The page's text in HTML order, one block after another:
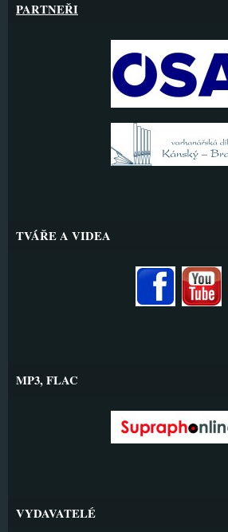
PARTNEŘI
TVÁŘE A VIDEA
MP3, FLAC
VYDAVATELÉ